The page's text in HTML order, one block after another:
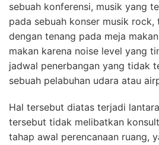
sebuah konferensi, musik yang
pada sebuah konser musik
dengan tenang pada meja
makan karena noise level yang
jadwal penerbangan yang tidak
sebuah pelabuhan udara atau
Hal tersebut diatas terjadi
tersebut tidak melibatkan
tahap awal perencanaan ruang,